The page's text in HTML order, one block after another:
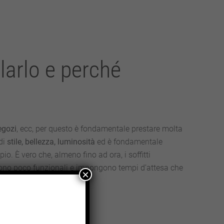
e perché
, ecc, per questo è fondamentale prestare molta
stile, bellezza, luminosità ed è fondamentale
È vero che, almeno fino ad ora, i soffitti
poco funzionali e impongono tempi d’attesa che
×